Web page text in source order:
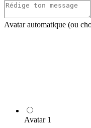
Avatar automatique (ou
Avatar 1